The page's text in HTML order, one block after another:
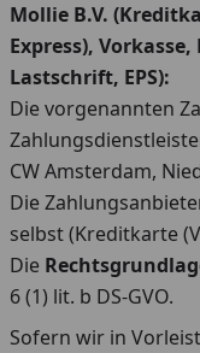
Mollie B.V.
Express),
Lastschrift, EPS):
Die vorgenannten
CW Amsterdam,
Die
selbst (Kreditkarte
Die
6 (1) lit. b DS-GVO.
Sofern wir in